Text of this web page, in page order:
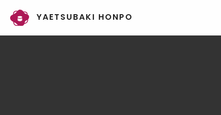
YAETSUBAKI HONPO